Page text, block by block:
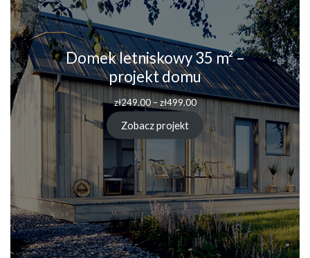
Domek letniskowy 35 m² –
projekt domu
zł249.00 – zł499.00
Zobacz projekt